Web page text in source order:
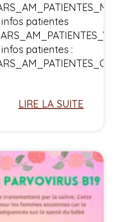
patientes
patientes :
LIRE LA SUITE